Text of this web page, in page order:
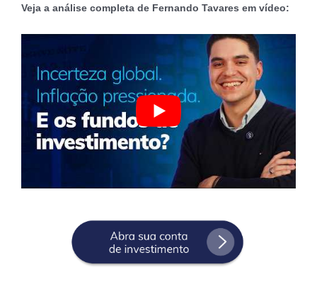
Veja a análise completa de Fernando Tavares em vídeo: